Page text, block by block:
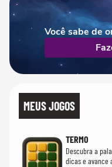
Você sabe de
MEUS JOGOS
TERMO
Descubra a
dicas e avance